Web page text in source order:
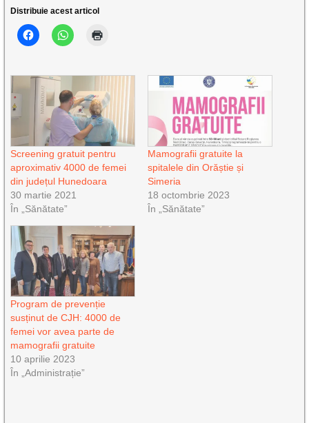
Distribuie acest articol
Screening gratuit pentru
aproximativ 4000 de femei
din județul Hunedoara
30 martie 2021
În „Sănătate”
Mamografii gratuite la
spitalele din Orăștie și
Simeria
18 octombrie 2023
În „Sănătate”
Program de prevenție
susținut de CJH: 4000 de
femei vor avea parte de
mamografii gratuite
10 aprilie 2023
În „Administrație”